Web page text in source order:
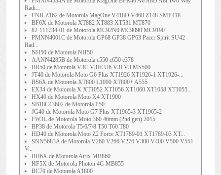
Radi...
FNB-Z162 de Motorola MagOne V418D V468 Z148 SMP418
BF6X de Motorola XT882 XT883 XT531 MT870
82-111734-01 de Motorola MC92N0 MC9090 MC9190
PMNN4001C de Motorola GP68 GP38 GP63 Pacer Spirit SU42
Rad...
NH50 de Motorola NH50
AANN4285B de Motorola c550 c650 e378
BR50 de Motorola V3C V3IE U6 V3I V3 MS500
JT40 de Motorola Moto G6 Plus XT1926 XT1926-1 XT1926-...
BS6X de Motorola XT800 L1000 XT800+ A555
EX34 de Motorola X XT1052 XT1056 XT1060 XT1058 XT1055...
HX40 de Motorola Moto X4 XT1900
SB18C43602 de Motorola P50
JG40 de Motorola Moto G7 Plus XT1965-3 XT1965-2
FW3L de Motorola Moto 360 46mm (2nd gen) 2015
BP38 de Motorola T5/6/7/8 T50 T60 T80
HD40 de Motorola Moto Z2 Force XT1789-01 XT1789-03 XT...
SNN5683A de Motorola V260 V266 V276 V300 V400 V500 V551
V...
BH6X de Motorola Atrix MB860
HF5X de Motorola Photon 4G MB855
BC70 de Motorola A1800